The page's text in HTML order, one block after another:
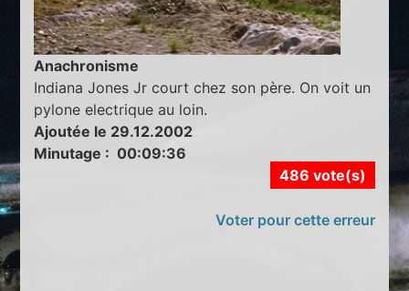
Anachronisme
Indiana Jones Jr court chez son père. On voit un
pylone electrique au loin.
Ajoutée le 29.12.2002
Minutage : 00:09:36
486 vote(s)
Voter pour cette erreur